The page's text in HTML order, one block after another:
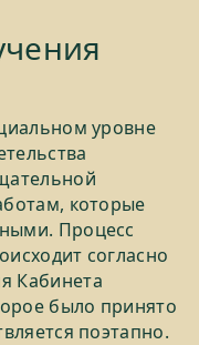
уровне
которые
Процесс
согласно
Кабинета
было принято
поэтапно.